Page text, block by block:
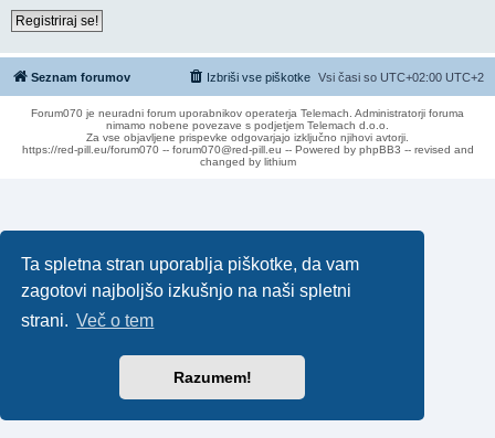
Ta spletna stran uporablja piškotke, da vam
zagotovi najboljšo izkušnjo na naši spletni
strani. Več o tem
Razumem!
Registriraj se!
Seznam forumov Vsi časi so UTC+02:00 UTC+2
Izbriši vse piškotke
Forum070 je neuradni forum uporabnikov operaterja Telemach. Administratorji foruma
nimamo nobene povezave s podjetjem Telemach d.o.o.
Za vse objavljene prispevke odgovarjajo izključno njihovi avtorji.
https://red-pill.eu/forum070 -- forum070@red-pill.eu -- Powered by phpBB3 -- revised and
changed by lithium